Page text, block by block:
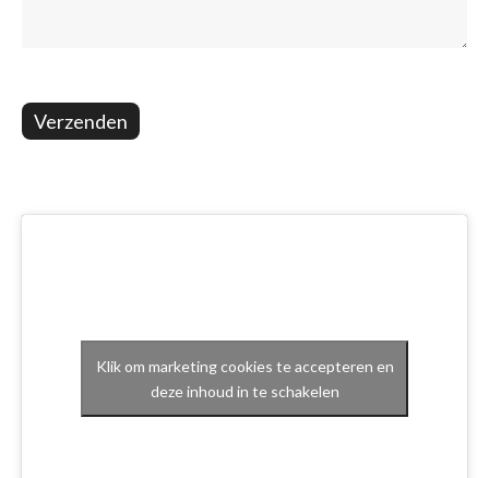
Verzenden
Klik om marketing cookies te accepteren en
deze inhoud in te schakelen